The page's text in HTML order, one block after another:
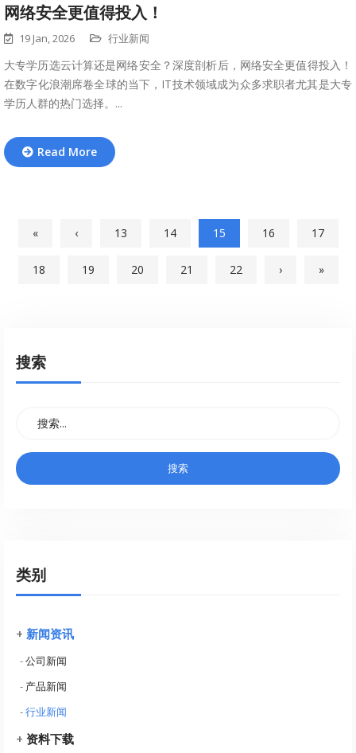
网络安全更值得投入！
19 Jan, 2026 行业新闻
大专学历选云计算还是网络安全？深度剖析后，网络安全更值得投入！
在数字化浪潮席卷全球的当下，IT技术领域成为众多求职者尤其是大专
学历人群的热门选择。...
Read More
« ‹ 13 14 15 16 17
18 19 20 21 22 › »
搜索
类别
+ 新闻资讯
-公司新闻
- 产品新闻
-行业新闻
+ 资料下载